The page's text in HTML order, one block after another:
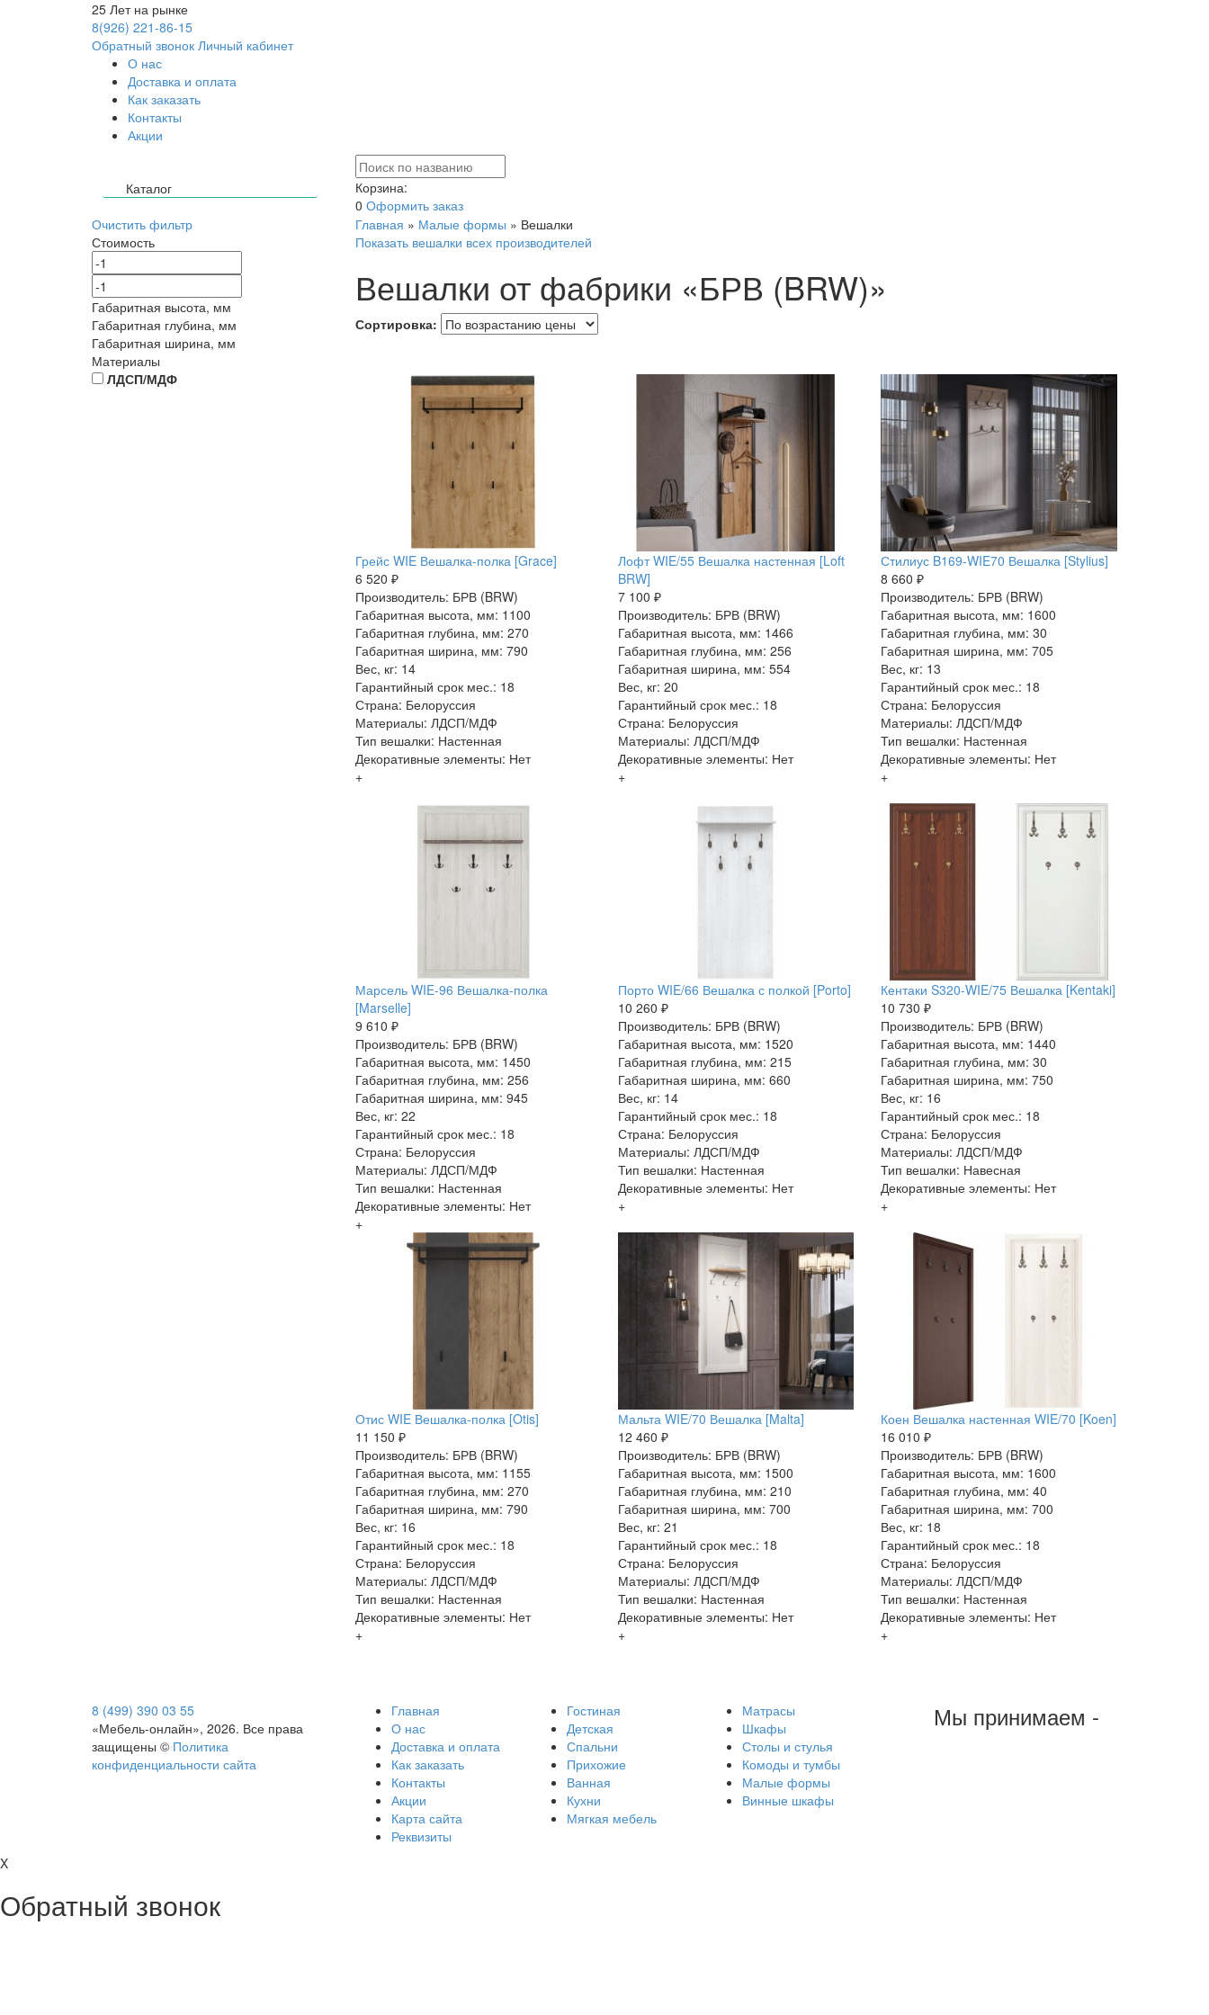
25 Лет на рынке
8(926) 221-86-15
Обратный звонок Личный кабинет
О нас
Доставка и оплата
Как заказать
Контакты
Акции
Каталог
Корзина:
0 Оформить заказ
Очистить фильтр
Стоимость
Габаритная высота, мм
Габаритная глубина, мм
Габаритная ширина, мм
Материалы
ЛДСП/МДФ
Главная » Малые формы » Вешалки
Показать вешалки всех производителей
Вешалки от фабрики «БРВ (BRW)»
Сортировка:
Грейс WIE Вешалка-полка [Grace]
6 520 ₽
Производитель: БРВ (BRW)
Габаритная высота, мм: 1100
Габаритная глубина, мм: 270
Габаритная ширина, мм: 790
Вес, кг: 14
Гарантийный срок мес.: 18
Страна: Белоруссия
Материалы: ЛДСП/МДФ
Тип вешалки: Настенная
Декоративные элементы: Нет
+
Лофт WIE/55 Вешалка настенная [Loft
BRW]
7 100 ₽
Производитель: БРВ (BRW)
Габаритная высота, мм: 1466
Габаритная глубина, мм: 256
Габаритная ширина, мм: 554
Вес, кг: 20
Гарантийный срок мес.: 18
Страна: Белоруссия
Материалы: ЛДСП/МДФ
Декоративные элементы: Нет
+
Стилиус B169-WIE70 Вешалка [Stylius]
8 660 ₽
Производитель: БРВ (BRW)
Габаритная высота, мм: 1600
Габаритная глубина, мм: 30
Габаритная ширина, мм: 705
Вес, кг: 13
Гарантийный срок мес.: 18
Страна: Белоруссия
Материалы: ЛДСП/МДФ
Тип вешалки: Настенная
Декоративные элементы: Нет
+
Марсель WIE-96 Вешалка-полка
[Marselle]
9 610 ₽
Производитель: БРВ (BRW)
Габаритная высота, мм: 1450
Габаритная глубина, мм: 256
Габаритная ширина, мм: 945
Вес, кг: 22
Гарантийный срок мес.: 18
Страна: Белоруссия
Материалы: ЛДСП/МДФ
Тип вешалки: Настенная
Декоративные элементы: Нет
+
Порто WIE/66 Вешалка с полкой [Porto]
10 260 ₽
Производитель: БРВ (BRW)
Габаритная высота, мм: 1520
Габаритная глубина, мм: 215
Габаритная ширина, мм: 660
Вес, кг: 14
Гарантийный срок мес.: 18
Страна: Белоруссия
Материалы: ЛДСП/МДФ
Тип вешалки: Настенная
Декоративные элементы: Нет
+
Кентаки S320-WIE/75 Вешалка [Kentaki]
10 730 ₽
Производитель: БРВ (BRW)
Габаритная высота, мм: 1440
Габаритная глубина, мм: 30
Габаритная ширина, мм: 750
Вес, кг: 16
Гарантийный срок мес.: 18
Страна: Белоруссия
Материалы: ЛДСП/МДФ
Тип вешалки: Навесная
Декоративные элементы: Нет
+
Отис WIE Вешалка-полка [Otis]
11 150 ₽
Производитель: БРВ (BRW)
Габаритная высота, мм: 1155
Габаритная глубина, мм: 270
Габаритная ширина, мм: 790
Вес, кг: 16
Гарантийный срок мес.: 18
Страна: Белоруссия
Материалы: ЛДСП/МДФ
Тип вешалки: Настенная
Декоративные элементы: Нет
+
Мальта WIE/70 Вешалка [Malta]
12 460 ₽
Производитель: БРВ (BRW)
Габаритная высота, мм: 1500
Габаритная глубина, мм: 210
Габаритная ширина, мм: 700
Вес, кг: 21
Гарантийный срок мес.: 18
Страна: Белоруссия
Материалы: ЛДСП/МДФ
Тип вешалки: Настенная
Декоративные элементы: Нет
+
Коен Вешалка настенная WIE/70 [Koen]
16 010 ₽
Производитель: БРВ (BRW)
Габаритная высота, мм: 1600
Габаритная глубина, мм: 40
Габаритная ширина, мм: 700
Вес, кг: 18
Гарантийный срок мес.: 18
Страна: Белоруссия
Материалы: ЛДСП/МДФ
Тип вешалки: Настенная
Декоративные элементы: Нет
+
8 (499) 390 03 55
«Мебель-онлайн», 2026. Все права
защищены © Политика
конфиденциальности сайта
Главная
О нас
Доставка и оплата
Как заказать
Контакты
Акции
Карта сайта
Реквизиты
Гостиная
Детская
Спальни
Прихожие
Ванная
Кухни
Мягкая мебель
Матрасы
Шкафы
Столы и стулья
Комоды и тумбы
Малые формы
Винные шкафы
Мы принимаем -
X
Обратный звонок